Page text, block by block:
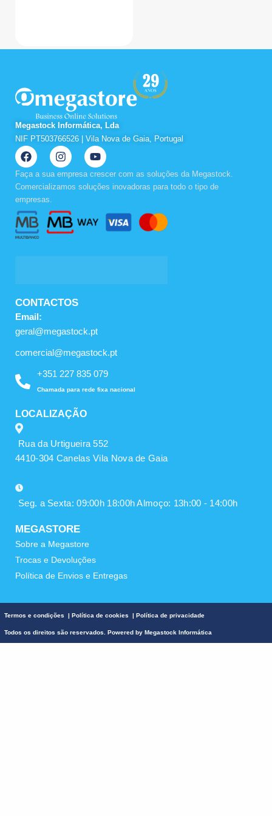
Megastock Informática, Lda
NIF PT503766526 | Vila Nova de Gaia, Portugal
F
a
c
e
o
o
k
I
n
s
t
r
a
m
Y
o
u
t
u
e
Faça a sua empresa crescer com as soluções da Megastock.
Comercializamos soluções inovadoras para todo o tipo de
empresas.
CONTACTOS
Email:
geral@megastock.pt
comercial@megastock.pt
+351 227 835 079
Chamada para rede fixa nacional
LOCALIZAÇÃO
Rua da Urtigueira 552
4410-304 Canelas Vila Nova de Gaia
Seg. a Sexta: 09:00h 18:00h Almoço: 13h:00 - 14:00h
MEGASTORE
Sobre a Megastore
Trocas e Devoluções
Política de Envios e Entregas
Termos e condições | Política de cookies | Política de privacidade
Todos os direitos são reservados. Powered by Megastock Informática